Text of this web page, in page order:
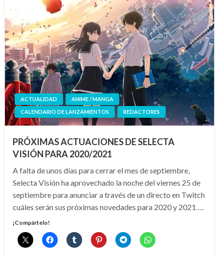
ACTUALIDAD
ANIME / MANGA
CALENDARIO DE LANZAMIENTOS
REDACTORES
PRÓXIMAS ACTUACIONES DE SELECTA
VISIÓN PARA 2020/2021
A falta de unos días para cerrar el mes de septiembre,
Selecta Visión ha aprovechado la noche del viernes 25 de
septiembre para anunciar a través de un directo en Twitch
cuáles serán sus próximas novedades para 2020 y 2021….
¡Compártelo!